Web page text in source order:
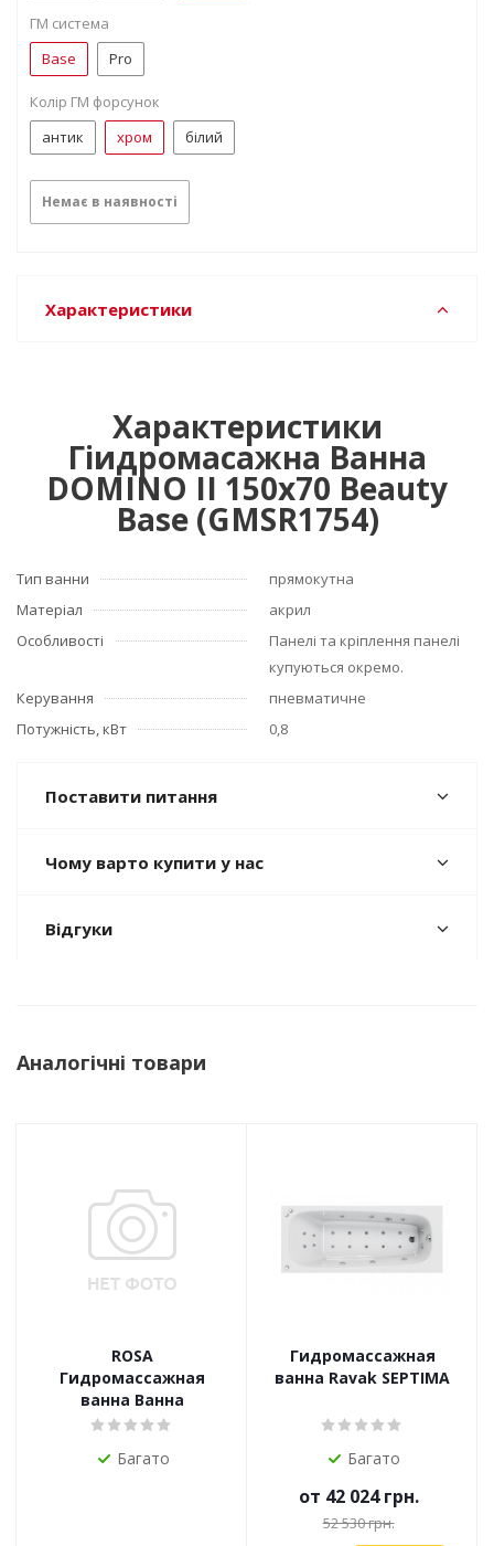
ГМ система
Base
Pro
Колір ГМ форсунок
антик
хром білий
Немає в наявності
Характеристики
Характеристики
Гіидромасажна Ванна
DOMINO II 150х70 Beauty
Base (GMSR1754)
Тип ванни
прямокутна
Матеріал
акрил
Особливості
Панелі та кріплення панелі
купуються окремо.
Керування
пневматичне
Потужність, кВт
0,8
Поставити питання
Чому варто купити у нас
Відгуки
Аналогічні товари
ROSA
Гидромассажная
ванна Ванна
Багато
Гидромассажная
ванна Ravak SEPTIMA
Багато
от 42 024 грн.
52 530 грн.